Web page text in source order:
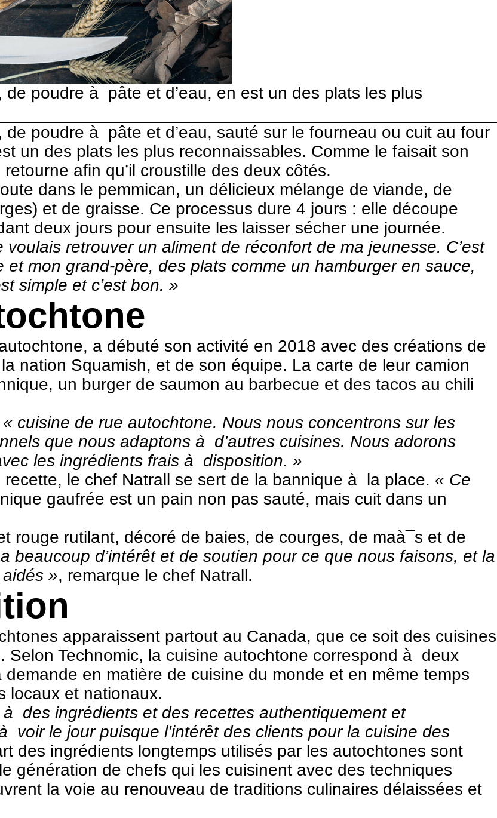
poudre à pâte et d’eau, en est un des plats les plus
poudre à pâte et d’eau, sauté sur le fourneau ou cuit au four
un des plats les plus reconnaissables. Comme le faisait son
afin qu’il croustille des deux côtés.
dans le pemmican, un délicieux mélange de viande, de
et de graisse. Ce processus dure 4 jours : elle découpe
deux jours pour ensuite les laisser sécher une journée.
retrouver un aliment de réconfort de ma jeunesse. C’est
mon grand-père, des plats comme un hamburger en sauce,
simple et c’est bon. »
a débuté son activité en 2018 avec des créations de
nation Squamish, et de son équipe. La carte de leur camion
un burger de saumon au barbecue et des tacos au chili
« cuisine de rue autochtone. Nous nous concentrons sur les
que nous adaptons à d’autres cuisines. Nous adorons
les ingrédients frais à disposition. »
le chef Natrall se sert de la bannique à la place. « Ce
gaufrée est un pain non pas sauté, mais cuit dans un
rouge rutilant, décoré de baies, de courges, de maà¯s et de
beaucoup d’intérêt et de soutien pour ce que nous faisons, et la
», remarque le chef Natrall.
apparaissent partout au Canada, que ce soit des cuisines
Selon Technomic, la cuisine autochtone correspond à deux
en matière de cuisine du monde et en même temps
locaux et nationaux.
des ingrédients et des recettes authentiquement et
voir le jour puisque l’intérêt des clients pour la cuisine des
des ingrédients longtemps utilisés par les autochtones sont
génération de chefs qui les cuisinent avec des techniques
la voie au renouveau de traditions culinaires délaissées et